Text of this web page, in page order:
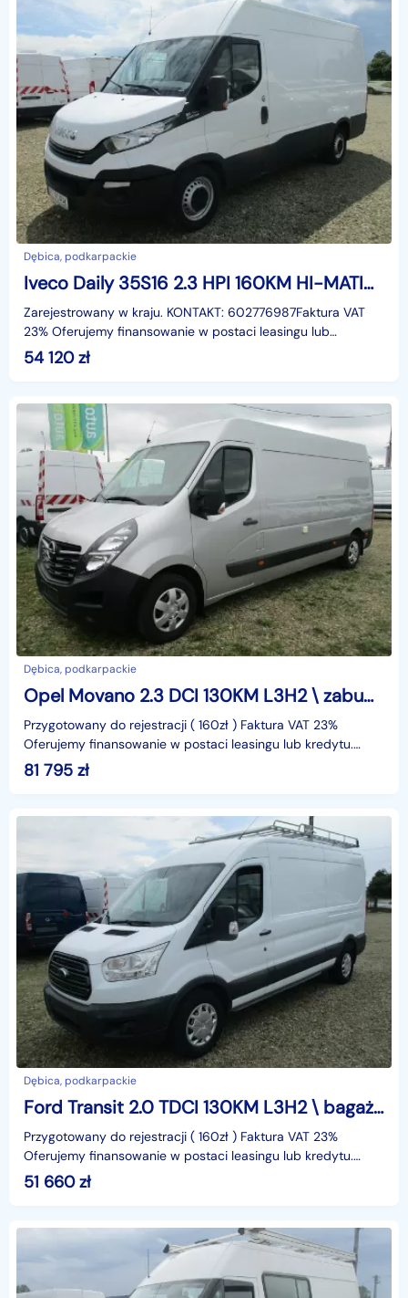
Dębica, podkarpackie
Iveco Daily 35S16 2.3 HPI 160KM HI-MATIC \ FV23%
Zarejestrowany w kraju. KONTAKT: 602776987Faktura VAT
23% Oferujemy finansowanie w postaci leasingu lub
kredytu.identyfikator: AKL3KMGM
54 120zł
Dębica, podkarpackie
Opel Movano 2.3 DCI 130KM L3H2 \ zabudowa warsztatowa \ FV23%
Przygotowany do rejestracji ( 160zł ) Faktura VAT 23%
Oferujemy finansowanie w postaci leasingu lub kredytu.
Gwarantujemy za przebieg.identyfikator: AKL3KMZK
81 795 zł
Dębica, podkarpackie
Ford Transit 2.0 TDCI 130KM L3H2 \ bagażnik \ FV23%
Przygotowany do rejestracji ( 160zł ) Faktura VAT 23%
Oferujemy finansowanie w postaci leasingu lub kredytu.
Gwarantujemy za przebieg.identyfikator: AKL3KMCM
51 660zł